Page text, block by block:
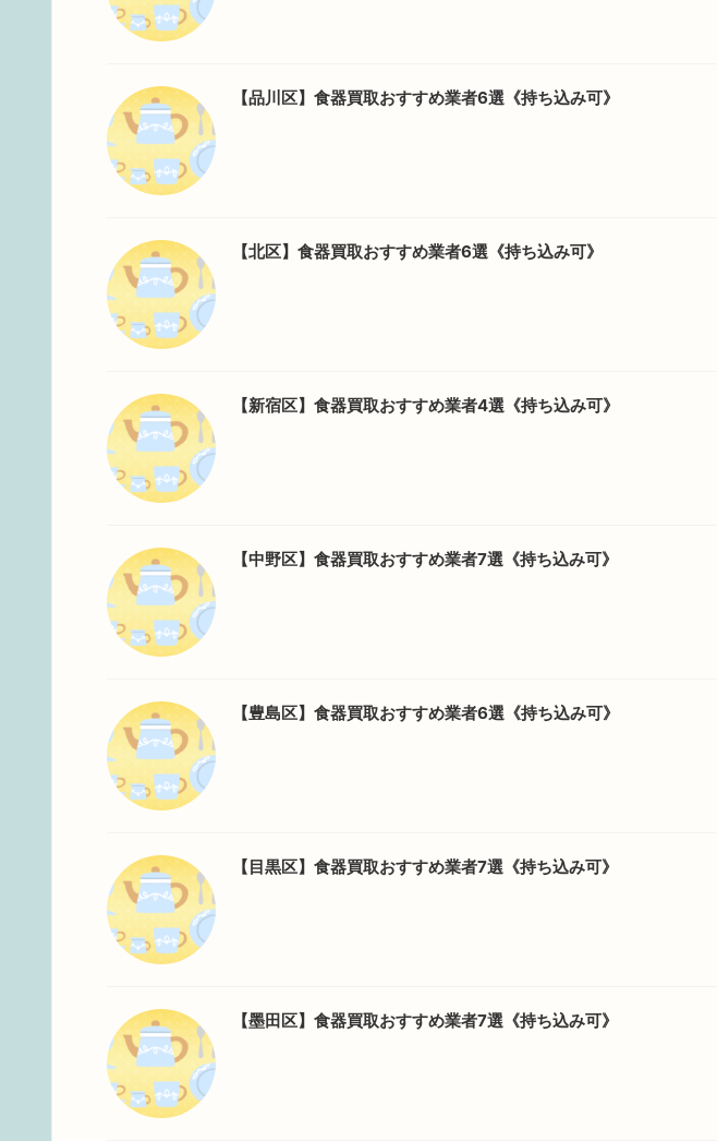
【品川区】食器買取おすすめ業者6選《持ち込み可》
【北区】食器買取おすすめ業者6選《持ち込み可》
【新宿区】食器買取おすすめ業者4選《持ち込み可》
【中野区】食器買取おすすめ業者7選《持ち込み可》
【豊島区】食器買取おすすめ業者6選《持ち込み可》
【目黒区】食器買取おすすめ業者7選《持ち込み可》
【墨田区】食器買取おすすめ業者7選《持ち込み可》